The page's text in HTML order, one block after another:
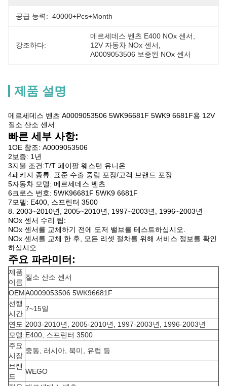
공급 능력: 40000+Pcs+Month
강조하다:
메르세데스 벤츠 E400 NOx 센서
12V 자동차 NOx 센서
A0009053506 보증된 NOx 센서
제품 설명
메르세데스 벤츠 A0009053506 5WK96681F 5WK9 6681F용 12V
질소 산소 센서
빠른 세부 사항:
1OE 참조: A0009053506
2보증: 1년
3지불 조건:T/T 페이팔 웨스턴 유니온
4패키지 종류: 표준 수출 중립 포장/고객 브랜드 포장
5자동차 모델: 메르세데스 벤츠
6크로스 번호: 5WK96681F 5WK9 6681F
7모델: E400, 스프린터 3500
8. 2003~2010년, 2005~2010년, 1997~2003년, 1996~2003년
NOx 센서 수리 팁:
NOx 센서를 교체하기 전에 도저 밸브를 테스트하십시오.
NOx 센서를 교체 한 후, 모든 리셋 절차를 위해 서비스 정보를 확인
하십시오.
주요 파라미터:
제품
이름
질소 산소 센서
OEMA0009053506 5WK96681F
선행
시간
7~15일
연도 2003-2010년, 2005-2010년, 1997-2003년, 1996-2003년
모델:E400, 스프린터 3500
주요
시장
중동, 러시아, 북미, 유럽 등
브랜
드
WEGO